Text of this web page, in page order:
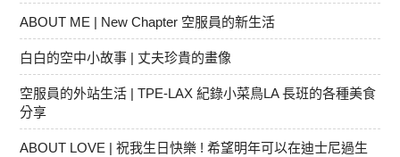
ABOUT ME | New Chapter 空服員的新生活
白白的空中小故事 | 丈夫珍貴的畫像
空服員的外站生活 | TPE-LAX 紀錄小菜鳥LA 長班的各種美食
分享
ABOUT LOVE | 祝我生日快樂 ! 希望明年可以在迪士尼過生